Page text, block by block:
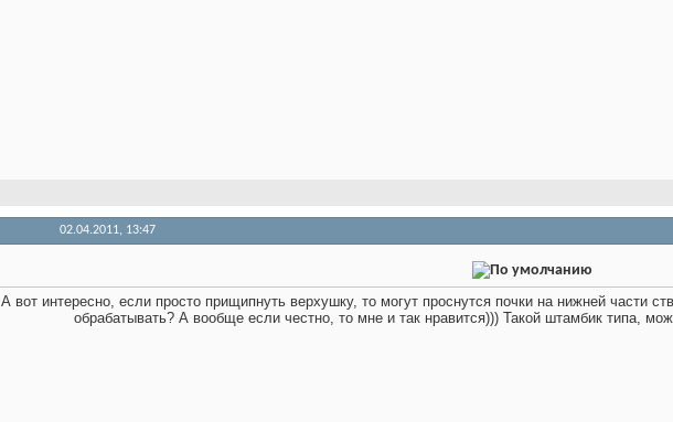
02.04.2011, 13:47
А вот интересно, если просто прищипнуть верхушку, то могут проснутся почки на нижней части
обрабатывать? А вообще если честно, то мне и так нравится))) Такой штамбик типа,